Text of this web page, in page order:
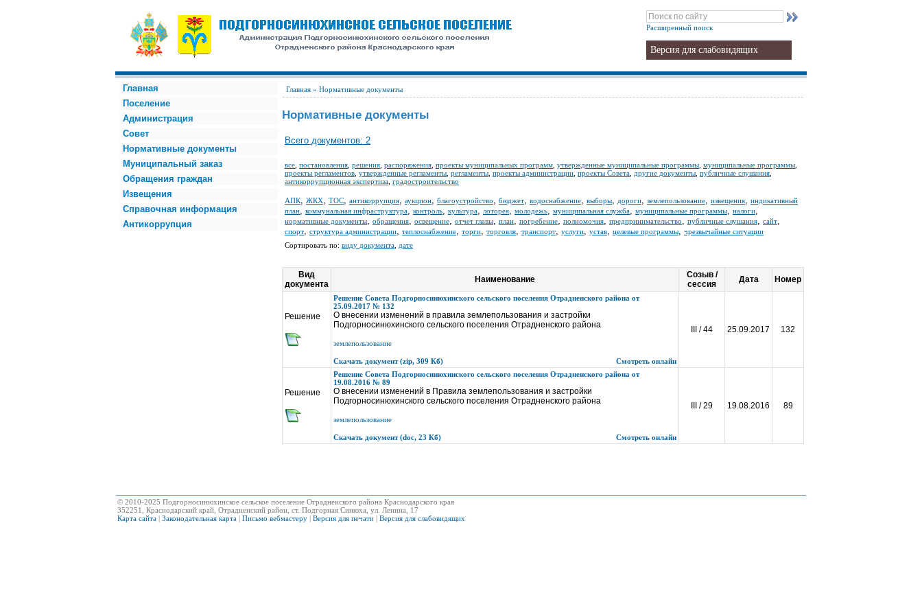
Расширенный поиск
Версия для слабовидящих
Главная
Поселение
Администрация
Совет
Нормативные документы
Муниципальный заказ
Обращения граждан
Извещения
Справочная информация
Антикоррупция
Главная » Нормативные документы
Нормативные документы
Всего документов: 2
все постановления решения распоряжения проекты муниципальных программ утвержденные муниципальные программы муниципальные программы
проекты регламентов утвержденные регламенты регламенты проекты администрации проекты Совета другие документы публичные слушания
антикоррупционная экспертиза градостроительство
АПК, ЖКХ, ТОС, антикоррупция, аукцион, благоустройство, бюджет, водоснабжение, выборы, дороги, землепользование, извещения, индикативный
план, коммунальная инфраструктура, контроль, культура, лоторея, молодежь, муниципальная служба, муниципальные программы, налоги,
нормативные документы, обращения, освещение, отчет главы, план, погребение, полномочия, предпринимательство, публичные слушания, сайт,
спорт, структура администрации, теплоснабжение, торги, торговля, транспорт, услуги, устав, целевые программы, чрезвычайные ситуации
Сортировать по: виду документа дате
Вид
документа
Наименование
Созыв /
сессия
Дата Номер
Решение
Решение Совета Подгорносинюхинского сельского поселения Отрадненского района от
25.09.2017 № 132
О внесении изменений в правила землепользования и застройки
Подгорносинюхинского сельского поселения Отрадненского района
землепользование
Скачать документ (zip, 309 Кб) Смотреть онлайн
III / 44 25.09.2017 132
Решение
Решение Совета Подгорносинюхинского сельского поселения Отрадненского района от
19.08.2016 № 89
О внесении изменений в Правила землепользования и застройки
Подгорносинюхинского сельского поселения Отрадненского района
землепользование
Скачать документ (doc, 23 Кб) Смотреть онлайн
III / 29 19.08.2016 89
© 2010-2025 Подгорносинюхинское сельское поселение Отрадненского района Краснодарского края
352251, Краснодарский край, Отрадненский район, ст. Подгорная Синюха, ул. Ленина, 17
Карта сайта | Законодательная карта | Письмо вебмастеру | Версия для печати | Версия для слабовидящих